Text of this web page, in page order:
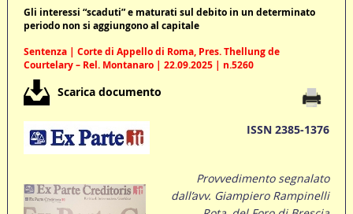
Gli interessi “scaduti” e maturati sul debito in un determinato
periodo non si aggiungono al capitale
Sentenza | Corte di Appello di Roma, Pres. Thellung de
Courtelary – Rel. Montanaro | 22.09.2025 | n.5260
Scarica documento
ISSN 2385-1376
Provvedimento segnalato
dall’avv. Giampiero Rampinelli